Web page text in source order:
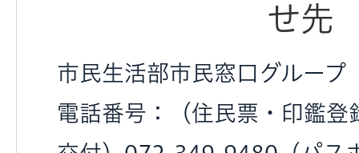
せ先
市民生活部市民窓口グループ
電話番号：（住民票・印鑑登